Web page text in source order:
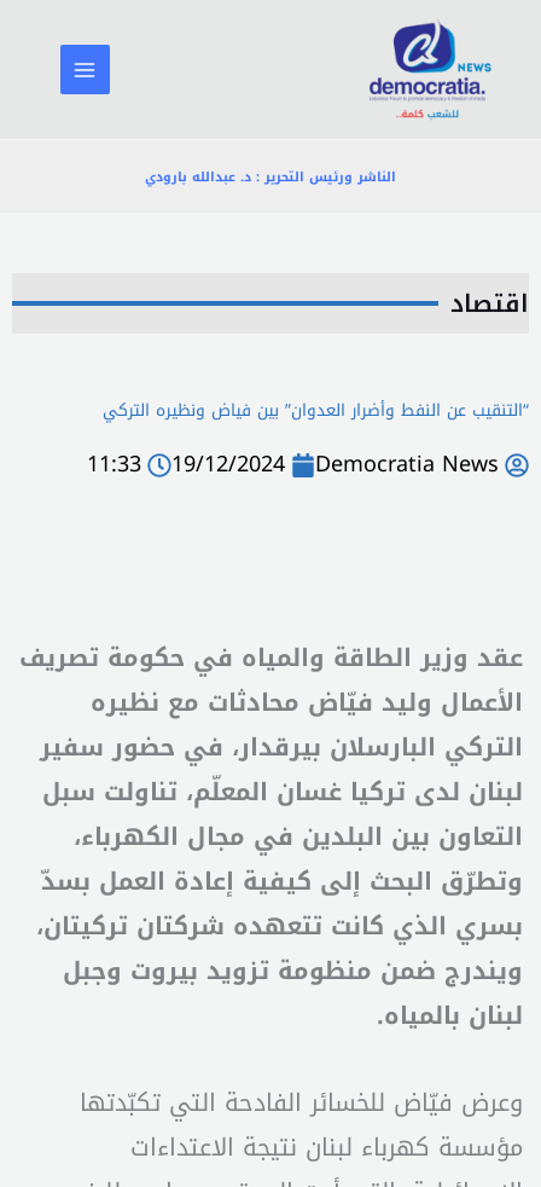
المحتوى
الناشر ورئيس التحرير : د. عبدالله بارودي
اقتصاد
“التنقيب عن النفط وأضرار العدوان” بين فياض ونظيره التركي
Democratia News
19/12/2024
11:33
عقد وزير الطاقة والمياه في حكومة تصريف
الأعمال وليد فيّاض محادثات مع نظيره
التركي البارسلان بيرقدار، في حضور سفير
لبنان لدى تركيا غسان المعلّم، تناولت سبل
التعاون بين البلدين في مجال الكهرباء،
وتطرّق البحث إلى كيفية إعادة العمل بسدّ
بسري الذي كانت تتعهده شركتان تركيتان،
ويندرج ضمن منظومة تزويد بيروت وجبل
لبنان بالمياه.
وعرض فيّاض للخسائر الفادحة التي تكبّدتها
مؤسسة كهرباء لبنان نتيجة الاعتداءات